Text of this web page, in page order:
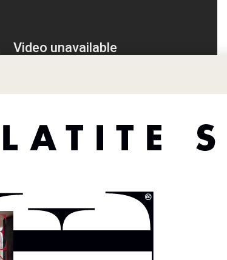
serija, Sweet Magnolias je savršen izbor. Ova
prijateljice koje zajedno prolaze
u malom južnjačkom gradu. Serija je puna
je upravo izašla!